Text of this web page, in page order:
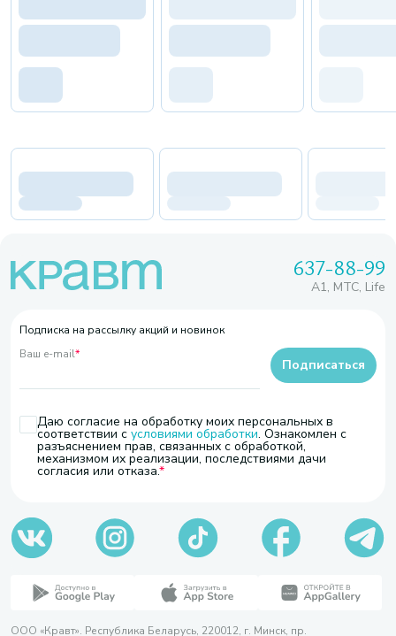
637-88-99
A1, МТС, Life
Подписка на рассылку акций и новинок
Ваш e-mail*
Даю согласие на обработку моих персональных в
соответствии с условиями обработки. Ознакомлен с
разъяснением прав, связанных с обработкой,
механизмом их реализации, последствиями дачи
согласия или отказа.
Подписаться
ООО «Кравт». Республика Беларусь, 220012, г. Минск, пр.